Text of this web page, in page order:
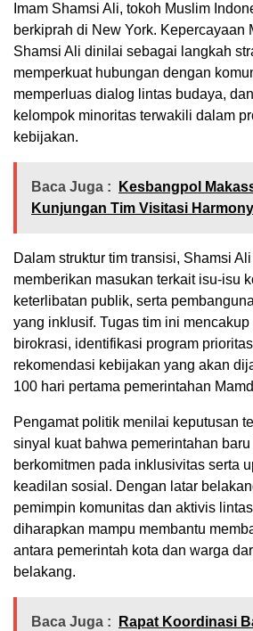
Imam Shamsi Ali, tokoh Muslim
berkiprah di New York. Kepercayaan
Shamsi Ali dinilai sebagai langkah
memperkuat hubungan dengan
memperluas dialog lintas budaya,
kelompok minoritas terwakili dalam
kebijakan.
Baca Juga :
Kesbangpol
Kunjungan Tim Visitasi
Dalam struktur tim transisi, Shamsi
memberikan masukan terkait isu-isu
keterlibatan publik, serta
yang inklusif. Tugas tim ini
birokrasi, identifikasi program
rekomendasi kebijakan yang akan
100 hari pertama pemerintahan
Pengamat politik menilai keputusan
sinyal kuat bahwa pemerintahan
berkomitmen pada inklusivitas serta
keadilan sosial. Dengan latar
pemimpin komunitas dan aktivis
diharapkan mampu membantu
antara pemerintah kota dan warga
belakang.
Baca Juga :
Rapat Koordinasi